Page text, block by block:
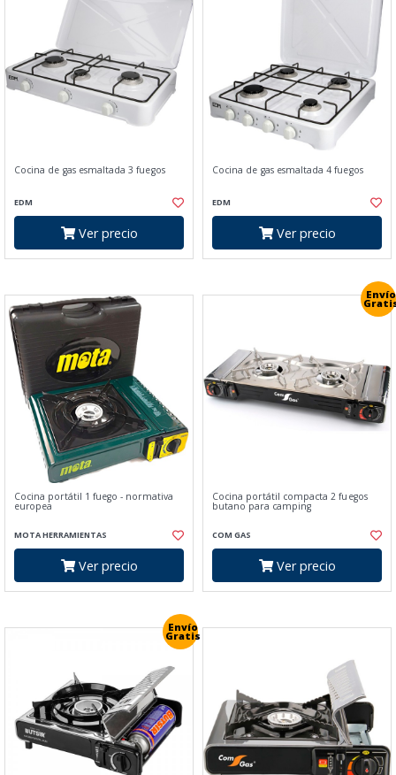
Cocina de gas esmaltada 3 fuegos
EDM
Ver precio
Cocina de gas esmaltada 4 fuegos
EDM
Ver precio
Cocina portátil 1 fuego - normativa
europea
MOTA HERRAMIENTAS
Ver precio
Envío
Cocina portátil compacta 2 fuegos
butano para camping
COM GAS
Ver precio
Envío
Gratis